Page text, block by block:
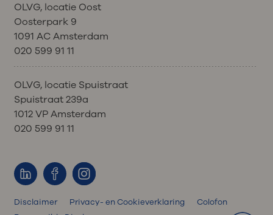
OLVG, locatie Oost
Oosterpark 9
1091 AC Amsterdam
020 599 91 11
OLVG, locatie Spuistraat
Spuistraat 239a
1012 VP Amsterdam
020 599 91 11
Disclaimer Privacy- en Cookieverklaring
Colofon